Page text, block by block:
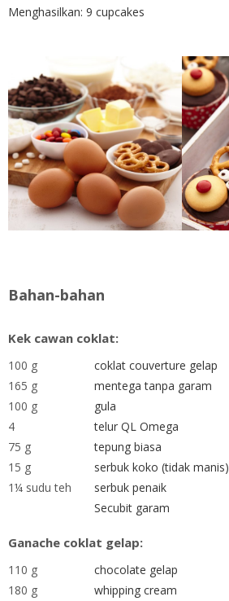
Menghasilkan: 9 cupcakes
Bahan-bahan
Kek cawan coklat:
100 g
coklat couverture gelap
165 g
mentega tanpa garam
100 g
gula
4
telur QL Omega
75 g
tepung biasa
15 g
serbuk koko (tidak manis)
1¼ sudu teh
serbuk penaik
Secubit garam
Ganache coklat gelap:
110 g
chocolate gelap
180 g
whipping cream